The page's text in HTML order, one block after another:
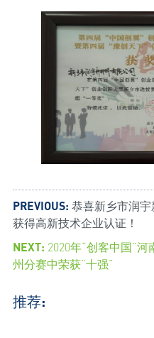
PREVIOUS: 恭喜新乡市润
获得高新技术企业认证！
NEXT: 2020年“创客中国”
州分赛中荣获“十强”
推荐: